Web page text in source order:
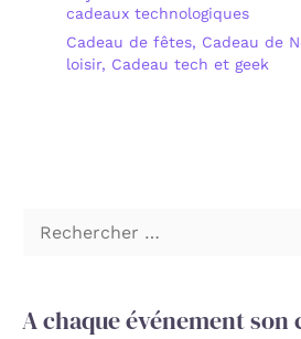
cadeaux technologiques
Cadeau de fêtes, Cadeau de
loisir, Cadeau tech et geek
c
A chaque événement son